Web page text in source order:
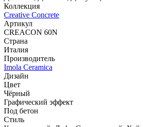
Коллекция
Creative Concrete
Артикул
CREACON 60N
Страна
Италия
Производитель
Imola Ceramica
Дизайн
Цвет
Чёрный
Графический эффект
Под бетон
Стиль